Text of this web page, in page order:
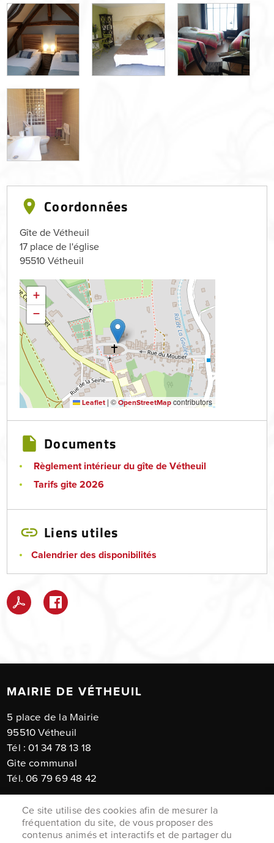
Coordonnées
Gîte de Vétheuil
17 place de l'église
95510 Vétheuil
+
−
Leaflet | ©OpenStreetMap contributors
Documents
Règlement intérieur du gîte de Vétheuil
Tarifs gite 2026
Liens utiles
Calendrier des disponibilités
MAIRIE DE VÉTHEUIL
5 place de la Mairie
95510 Vétheuil
Tél : 01 34 78 13 18
Gite communal
Tél. 06 79 69 48 42
Horaires d'ouverture :
Du lundi au vendredi de 9h à12h
Et lundi et vendredi de 14h30 à 17h30
Ce site utilise des cookies afin de mesurer la
fréquentation du site, de vous proposer des
contenus animés et interactifs et de partager du